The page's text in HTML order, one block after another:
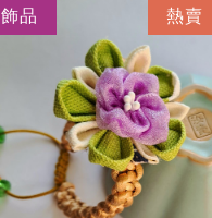
飾品 熱賣